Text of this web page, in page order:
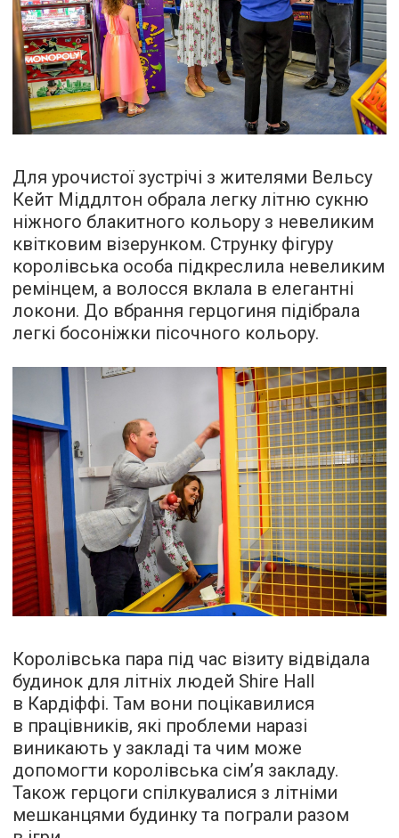
Для урочистої зустрічі з жителями Вельсу
Кейт Міддлтон обрала легку літню сукню
ніжного блакитного кольору з невеликим
квітковим візерунком. Струнку фігуру
королівська особа підкреслила невеликим
ремінцем, а волосся вклала в елегантні
локони. До вбрання герцогиня підібрала
легкі босоніжки пісочного кольору.
Королівська пара під час візиту відвідала
будинок для літніх людей Shire Hall
в Кардіффі. Там вони поцікавилися
в працівників, які проблеми наразі
виникають у закладі та чим може
допомогти королівська сім’я закладу.
Також герцоги спілкувалися з літніми
мешканцями будинку та пограли разом